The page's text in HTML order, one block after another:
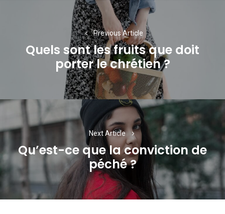
l’article
Previous Article
Previous
post:
Quels sont les fruits que doit
porter le chrétien ?
Next Article
Next
post:
Qu’est-ce que la conviction de
péché ?